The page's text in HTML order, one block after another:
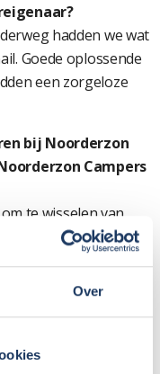
Over
hadden we wat
Goede oplossende
een zorgeloze
bij Noorderzon
Campers
te wisselen van
bepaald merk
heeft die we wel